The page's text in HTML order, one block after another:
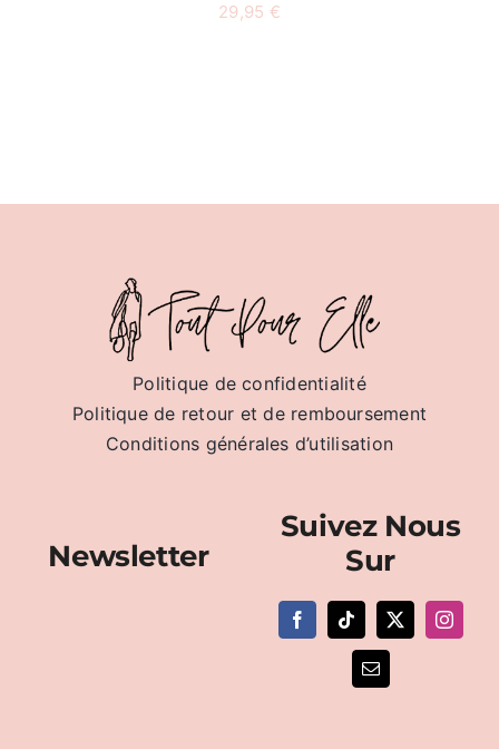
29,95 €
Politique de confidentialité
Politique de retour et de remboursement
Conditions générales d’utilisation
Newsletter
Suivez Nous
Sur